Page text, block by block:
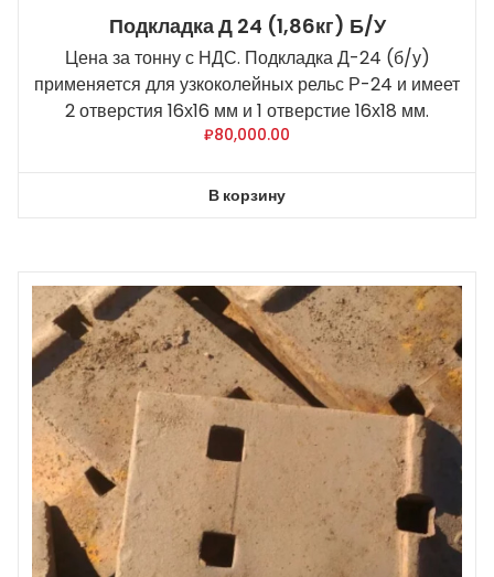
Подкладка Д 24 (1,86кг) Б/У
Цена за тонну с НДС. Подкладка Д-24 (б/у)
применяется для узкоколейных рельс Р-24 и имеет
2 отверстия 16х16 мм и 1 отверстие 16х18 мм.
₽80,000.00
В корзину